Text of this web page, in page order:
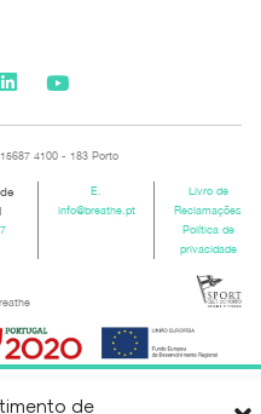
de
4100 - 183 Porto
E.
info@breathe.pt
Livro de
Reclamações
Política de
privacidade